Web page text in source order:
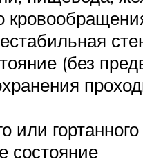
(без
или
состояние